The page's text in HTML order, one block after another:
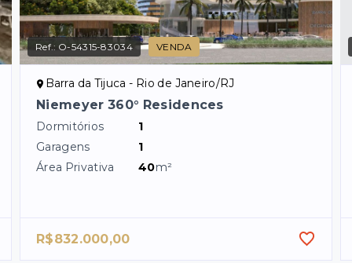
Ref.: O-54315-83034 VENDA
Barra da Tijuca - Rio de Janeiro/RJ
Niemeyer 360° Residences
Dormitórios
1
Garagens
1
Área Privativa
40m²
R$832.000,00